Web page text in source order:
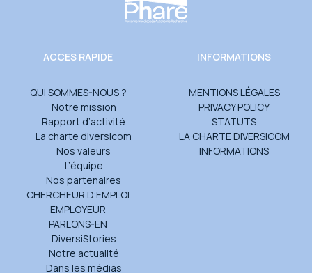
ACCES RAPIDE
QUI SOMMES-NOUS ?
Notre mission
Rapport d’activité
La charte diversicom
Nos valeurs
L’équipe
Nos partenaires
CHERCHEUR D’EMPLOI
EMPLOYEUR
PARLONS-EN
DiversiStories
Notre actualité
Dans les médias
INFORMATIONS
MENTIONS LÉGALES
PRIVACY POLICY
STATUTS
LA CHARTE DIVERSICOM
INFORMATIONS